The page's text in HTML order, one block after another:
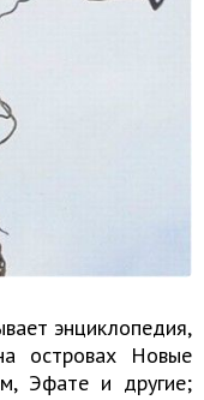
энциклопедия,
островах Новые
Эфате и другие;